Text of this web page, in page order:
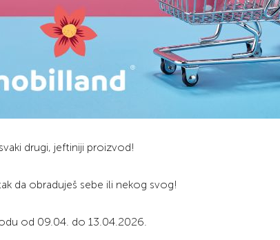
drugi, jeftiniji proizvod!
da obraduješ sebe ili nekog svog!
od 09.04. do 13.04.2026.